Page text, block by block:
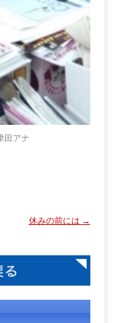
田アナ
休みの前には →